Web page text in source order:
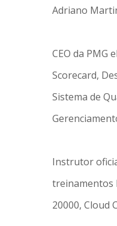
Adriano
CEO da PMG
Scorecard,
Sistema de
Instrutor
treinamentos
20000, Cloud